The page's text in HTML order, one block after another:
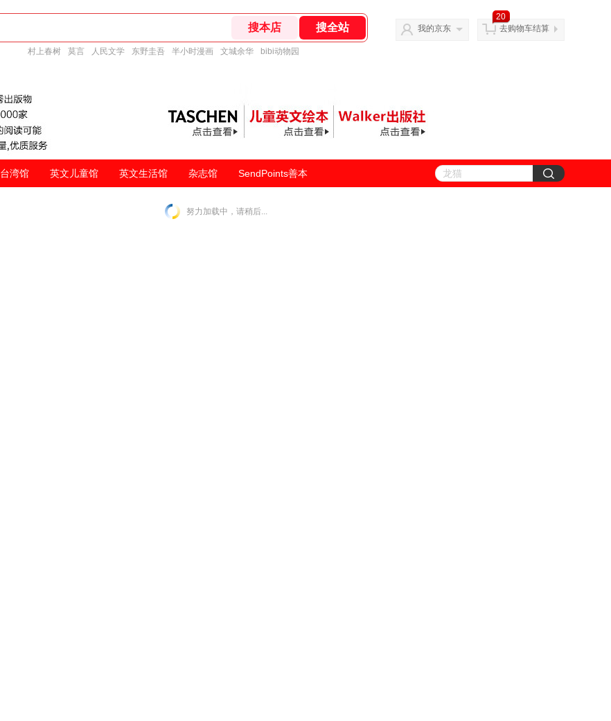
村上春树 莫言 人民文学 东野圭吾 半小时漫画 文城余华 bibi动物园
我的京东
20
去购物车结算
台湾馆 英文儿童馆 英文生活馆 杂志馆 SendPoints善本
努力加载中，请稍后...